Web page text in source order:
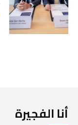
أنا الفجيرة